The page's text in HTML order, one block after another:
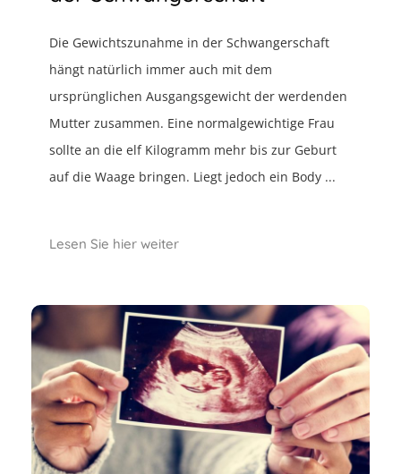
Die Gewichtszunahme in der Schwangerschaft
hängt natürlich immer auch mit dem
ursprünglichen Ausgangsgewicht der werdenden
Mutter zusammen. Eine normalgewichtige Frau
sollte an die elf Kilogramm mehr bis zur Geburt
auf die Waage bringen. Liegt jedoch ein Body ...
Lesen Sie hier weiter